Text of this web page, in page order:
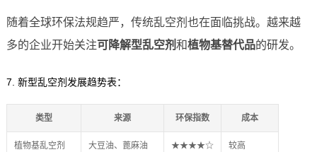
随着全球环保法规趋严，传统乱空剂也在面临挑战。越来越
多的企业开始关注可降解型乱空剂和植物基替代品的研发。
7. 新型乱空剂发展趋势表：
类型 来源 环保指数 成本
植物基乱空剂 大豆油、蓖麻油 ★★★★☆ 较高